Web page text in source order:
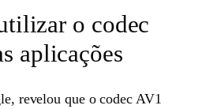
o codec
aplicações
revelou que o codec AV1